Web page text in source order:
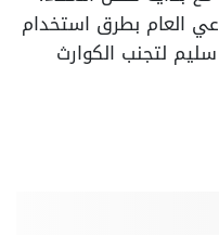
العام بطرق استخدام
لتجنب الكوارث